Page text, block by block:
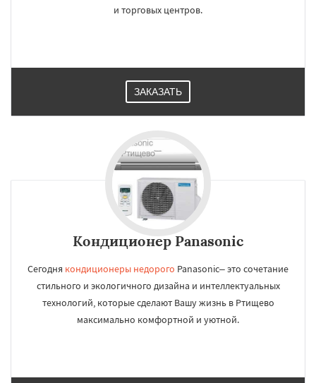
и торговых центров.
ЗАКАЗАТЬ
Кондиционер Panasonic
Сегодня кондиционеры недорого Panasonic– это сочетание
стильного и экологичного дизайна и интеллектуальных
технологий, которые сделают Вашу жизнь в Ртищево
максимально комфортной и уютной.